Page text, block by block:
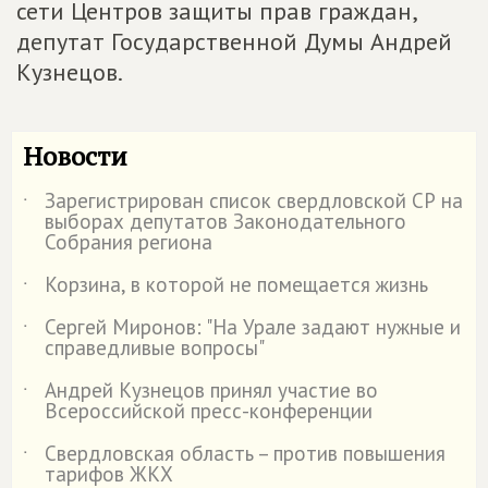
сети Центров защиты прав граждан,
депутат Государственной Думы Андрей
Кузнецов.
Новости
˙ Зарегистрирован список свердловской СР на
выборах депутатов Законодательного
Собрания региона
˙
Корзина, в которой не помещается жизнь
˙
Сергей Миронов: "На Урале задают нужные и
справедливые вопросы"
˙
Андрей Кузнецов принял участие во
Всероссийской пресс-конференции
˙
Свердловская область – против повышения
тарифов ЖКХ